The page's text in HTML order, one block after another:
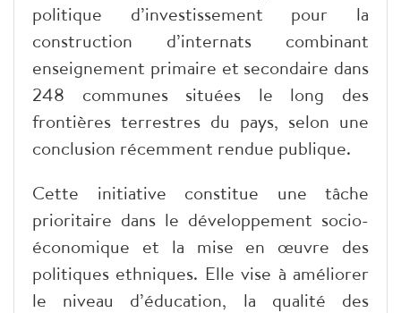
politique d’investissement pour la
construction d’internats combinant
enseignement primaire et secondaire dans
248 communes situées le long des
frontières terrestres du pays, selon une
conclusion récemment rendue publique.
Cette initiative constitue une tâche
prioritaire dans le développement socio-
économique et la mise en œuvre des
politiques ethniques. Elle vise à améliorer
le niveau d’éducation, la qualité des